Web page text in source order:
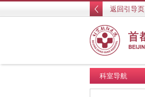
返回引导页
科室导航